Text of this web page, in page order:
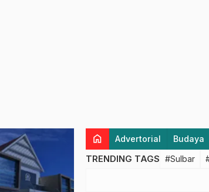
home Advertorial Budaya
TRENDING TAGS #Sulbar